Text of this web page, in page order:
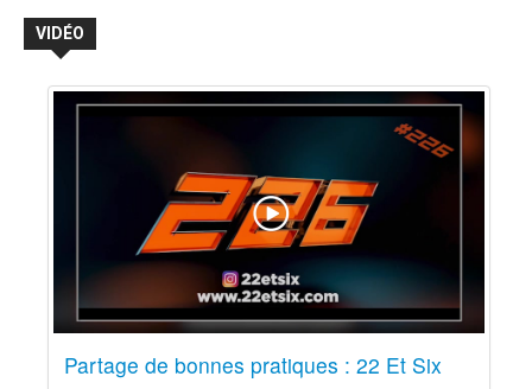
VIDÉO
Partage de bonnes pratiques : 22 Et Six